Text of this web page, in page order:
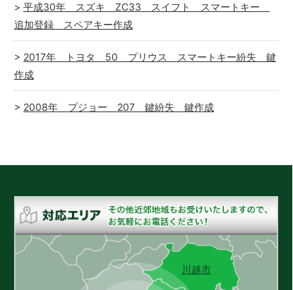
平成30年 スズキ ZC33 スイフト スマートキー
追加登録 スペアキー作成
2017年 トヨタ 50 プリウス スマートキー紛失 鍵
作成
2008年 プジョー 207 鍵紛失 鍵作成
川越市